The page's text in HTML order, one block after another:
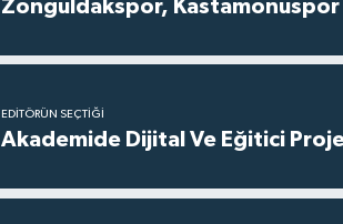
Zonguldakspor, Kastamonuspor
EDITÖRÜN SEÇTIĞI
Akademide Dijital Ve Eğitici